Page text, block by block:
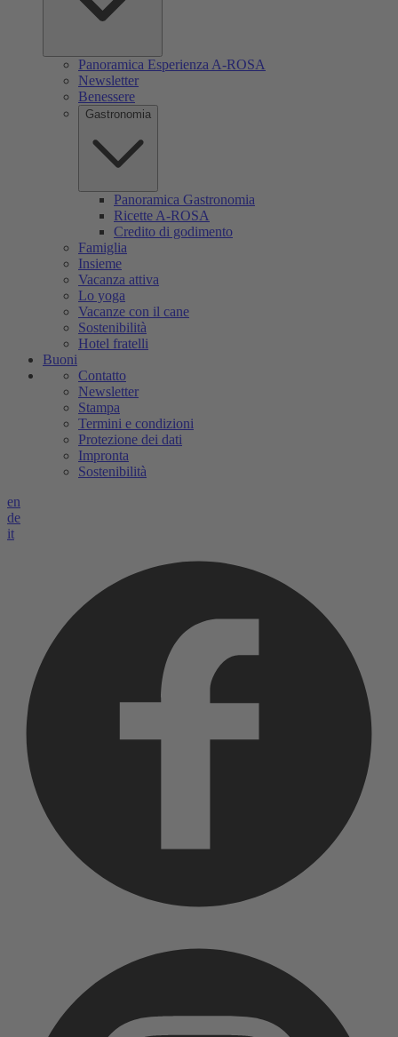
Panoramica Esperienza A-ROSA
Newsletter
Benessere
Gastronomia
Panoramica Gastronomia
Ricette A-ROSA
Credito di godimento
Famiglia
Insieme
Vacanza attiva
Lo yoga
Vacanze con il cane
Sostenibilità
Hotel fratelli
Buoni
Contatto
Newsletter
Stampa
Termini e condizioni
Protezione dei dati
Impronta
Sostenibilità
en
de
it